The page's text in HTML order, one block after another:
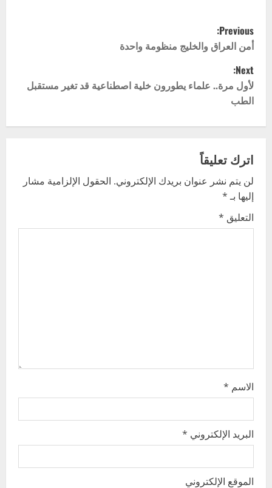
P
o
s
t
n
a
v
i
g
Previous:
أمن العراق والخليج منظومة واحدة
Next:
لأول مرة.. علماء يطورون خلية اصطناعية قد تغير مستقبل
الطب
اترك تعليقاً
لن يتم نشر عنوان بريدك الإلكتروني. الحقول الإلزامية مشار
إليها بـ*
التعليق *
الاسم *
البريد الإلكتروني *
الموقع الإلكتروني